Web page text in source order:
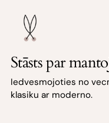
Stāsts par
Iedvesmojoties no
klasiku ar moderno.